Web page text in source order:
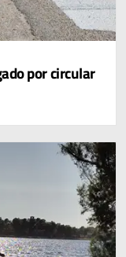
por circular